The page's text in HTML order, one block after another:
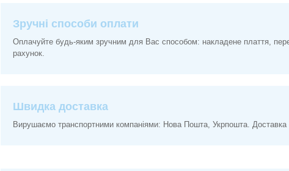
Зручні способи оплати
Оплачуйте будь-яким зручним для Вас способом: накладене плаття,
рахунок.
Швидка доставка
Вирушаємо транспортними компаніями: Нова Пошта, Укрпошта. Доставка